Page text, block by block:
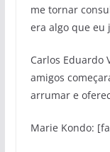
me tornar
era algo que eu
Carlos Eduardo
amigos
arrumar e
Marie Kondo: